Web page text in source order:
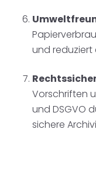
und reduziert
Vorschriften
und DSGVO
sichere